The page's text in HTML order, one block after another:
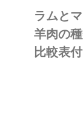
ラムと
羊肉の
比較表